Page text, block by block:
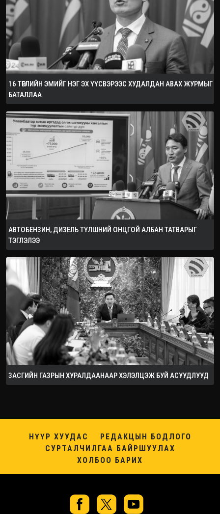
16 ТӨРЛИЙН ЭМИЙГ НЭГ ЭХ ҮҮСВЭРЭЭС ХУДАЛДАН АВАХ ЖУРМЫГ
БАТАЛЛАА
АВТОБЕНЗИН, ДИЗЕЛЬ ТҮЛШНИЙ ОНЦГОЙ АЛБАН ТАТВАРЫГ
ТЭГЛЭЛЭЭ
ЗАСГИЙН ГАЗРЫН ХУРАЛДААНААР ХЭЛЭЛЦЭЖ БУЙ АСУУДЛУУД
НҮҮР ХУУДАС
РЕДАКЦЫН БОДЛОГО
СУРТАЛЧИЛГАА БАЙРШУУЛАХ
ХОЛБОО БАРИХ